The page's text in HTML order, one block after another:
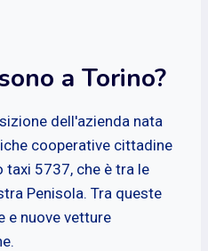
a Torino?
dell'azienda nata
cooperative cittadine
taxi 5737, che è tra le
Penisola. Tra queste
e nuove vetture